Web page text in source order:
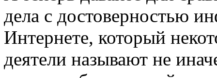
дела с достоверностью
Интернете, который
деятели называют не